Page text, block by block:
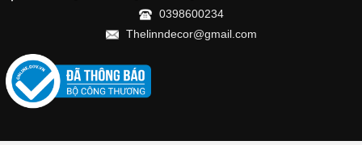
0398600234
Thelinndecor@gmail.com